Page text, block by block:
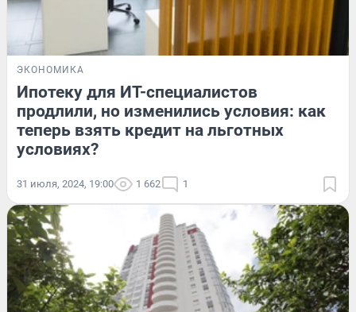
ЭКОНОМИКА
Ипотеку для ИТ-специалистов
продлили, но изменились условия: как
теперь взять кредит на льготных
условиях?
31 июля, 2024, 19:00 1 662 1